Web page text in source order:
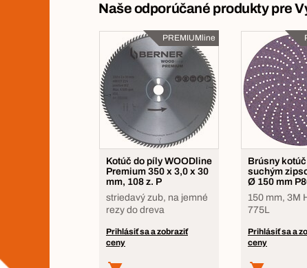
Naše odporúčané produkty pre
PREMIUMline
Kotúč do píly WOODline
Premium 350 x 3,0 x 30
mm, 108 z. P
striedavý zub, na jemné
rezy do dreva
Prihlásiť sa a zobraziť
ceny
Brúsny
suchým
Ø 150 mm
150 mm, 3M
775L
Prihlásiť sa a
ceny